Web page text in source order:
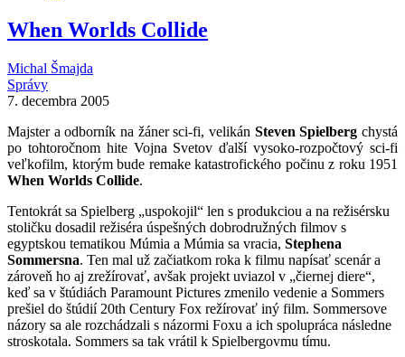
When Worlds Collide
Michal Šmajda
Správy
7. decembra 2005
Majster a odborník na žáner sci-fi, velikán Steven Spielberg chystá
po tohtoročnom hite Vojna Svetov ďalší vysoko-rozpočtový sci-fi
veľkofilm, ktorým bude remake katastrofického počinu z roku 1951
When Worlds Collide.
Tentokrát sa Spielberg „uspokojil“ len s produkciou a na režisérsku
stoličku dosadil režiséra úspešných dobrodružných filmov s
egyptskou tematikou Múmia a Múmia sa vracia, Stephena
Sommersna. Ten mal už začiatkom roka k filmu napísať scenár a
zároveň ho aj zrežírovať, avšak projekt uviazol v „čiernej diere“,
keď sa v štúdiách Paramount Pictures zmenilo vedenie a Sommers
prešiel do štúdií 20th Century Fox režírovať iný film. Sommersove
názory sa ale rozchádzali s názormi Foxu a ich spolupráca následne
stroskotala. Sommers sa tak vrátil k Spielbergovmu tímu.